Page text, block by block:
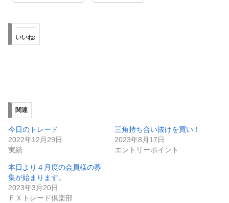
いいね:
関連
今日のトレード
2022年12月29日
実績
三角持ち合い抜けを買い！
2023年8月17日
エントリーポイント
本日より４月度の会員様の募
集が始まります。
2023年3月20日
ＦＸトレード倶楽部